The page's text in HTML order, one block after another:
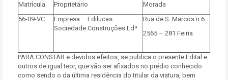
Matrícula
Proprietário
Morada
56-09-VC
Empresa – Edilucas
Sociedade Construções Ldª
Rua de S. Marcos n.6
2565 – 281 Feiria
PARA CONSTAR e devidos efeitos, se publica o presente Edital e
outros de igual teor, que vão ser afixados no prédio conhecido
como sendo o da última residência do titular da viatura, bem